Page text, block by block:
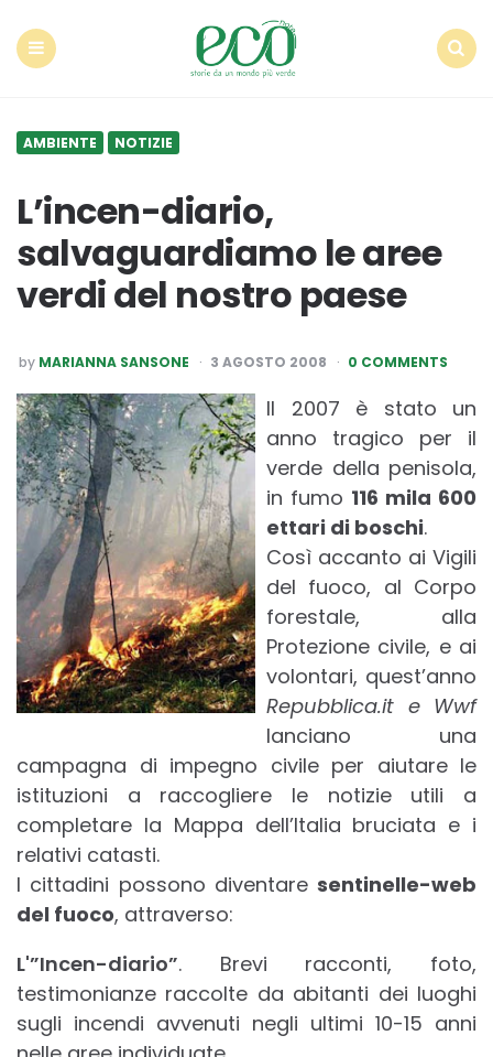
AMBIENTE NOTIZIE
L’incen-diario,
salvaguardiamo le aree
verdi del nostro paese
POSTED
BY
by MARIANNA SANSONE 3 AGOSTO 2008 0 COMMENTS
Il 2007 è stato un
anno tragico per il
verde della penisola,
in fumo 116 mila 600
ettari di boschi.
Così accanto ai Vigili
del fuoco, al Corpo
forestale, alla
Protezione civile, e ai
volontari, quest’anno
Repubblica.it e Wwf
lanciano una
campagna di impegno civile per aiutare le
istituzioni a raccogliere le notizie utili a
completare la Mappa dell’Italia bruciata e i
relativi catasti.
I cittadini possono diventare sentinelle-web
del fuoco, attraverso:
L'”Incen-diario”. Brevi racconti, foto,
testimonianze raccolte da abitanti dei luoghi
sugli incendi avvenuti negli ultimi 10-15 anni